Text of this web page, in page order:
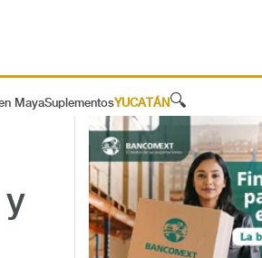
MayaSuplementosYUCATÁN 🔍